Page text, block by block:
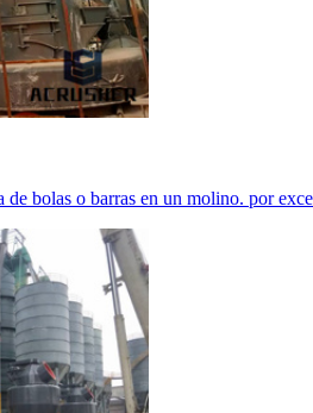
bolas o barras en un molino. por